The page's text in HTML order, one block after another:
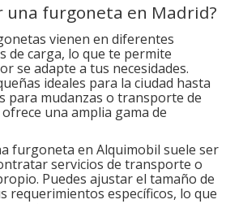
una furgoneta en Madrid?
vienen en diferentes
de carga, lo que te permite
se adapte a tus necesidades.
ideales para la ciudad hasta
para mudanzas o transporte de
una amplia gama de
furgoneta en Alquimobil suele ser
servicios de transporte o
Puedes ajustar el tamaño de
requerimientos específicos, lo que